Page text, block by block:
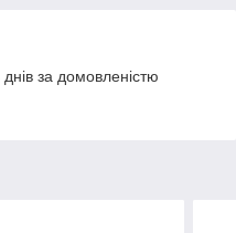
за домовленістю